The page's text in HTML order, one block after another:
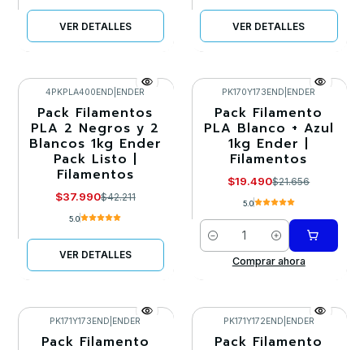
VER DETALLES VER DETALLES
-10%
Agotado
4PKPLA400END ENDER
Pack Filamentos
PLA 2 Negros y 2
Blancos 1kg Ender
Pack Listo |
Filamentos
$37.990$42.211
5.0
VER DETALLES
-10%
PK170Y173END ENDER
Pack Filamento
PLA Blanco + Azul
1kg Ender |
Filamentos
$19.490$21.656
5.0
Cantidad
Comprar ahora
-10%
PK171Y173END ENDER
Pack Filamento -10%
PK171Y172END ENDER
Pack Filamento